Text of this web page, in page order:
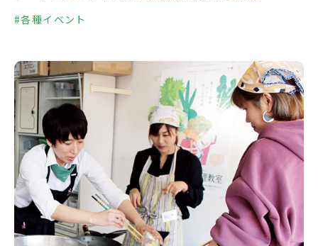
#各種イベント